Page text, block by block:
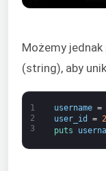
Możemy
(string), aby
1
2
3
username =
user_id
=
puts